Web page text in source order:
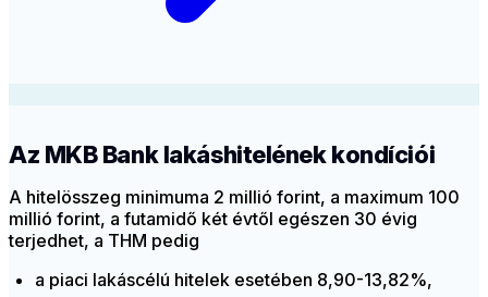
Az MKB Bank lakáshitelének kondíciói
A hitelösszeg minimuma 2 millió forint, a maximum 100
millió forint, a futamidő két évtől egészen 30 évig
terjedhet, a THM pedig
a piaci lakáscélú hitelek esetében 8,90-13,82%,